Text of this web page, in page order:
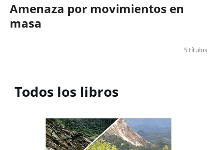
Amenaza por movimientos en
masa
5 títulos
Todos los libros